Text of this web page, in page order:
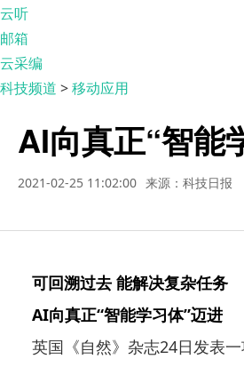
云听
邮箱
云采编
科技频道 >移动应用
AI向真正“智能
2021-02-25 11:02:00 来源：科技日报
可回溯过去 能解决复杂任务
AI向真正“智能学习体”迈进
英国《自然》杂志24日发表一